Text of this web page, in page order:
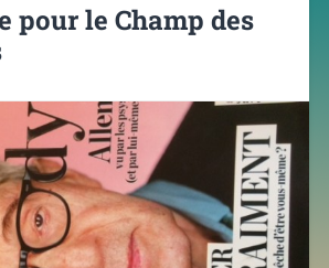
pour le Champ des